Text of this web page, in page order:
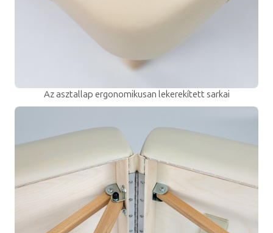
Az asztallap ergonomikusan lekerekített sarkai